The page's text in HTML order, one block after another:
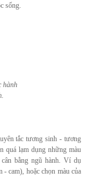
sống.
hành
tắc tương sinh - tương
quá lạm dụng những màu
bằng ngũ hành. Ví dụ
- cam), hoặc chọn màu của